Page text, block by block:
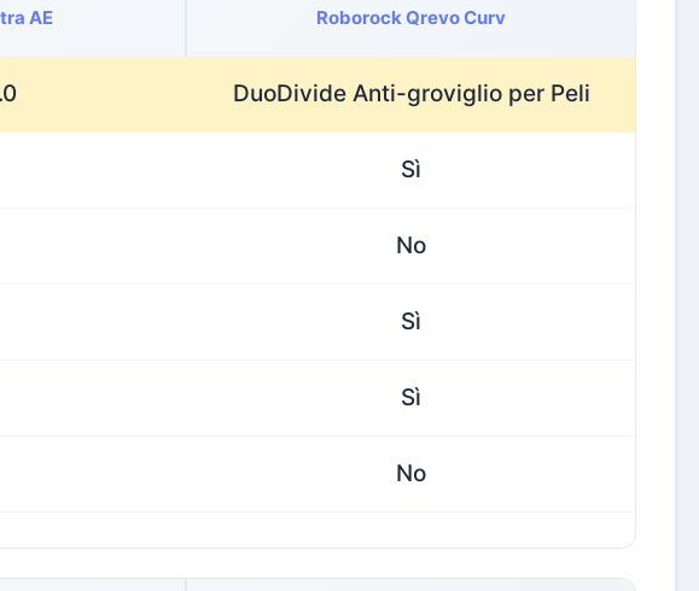
AE Roborock Qrevo Curv
DuoDivide Anti-groviglio per Peli
Sì
No
Sì
Sì
No